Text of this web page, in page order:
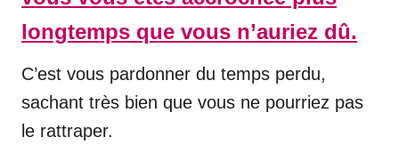
longtemps que vous n’auriez dû.
C’est vous pardonner du temps perdu,
sachant très bien que vous ne pourriez pas
le rattraper.